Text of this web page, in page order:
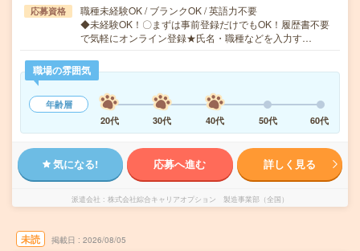
応募資格
職種未経験OK / ブランクOK / 英語力不要
◆未経験OK！〇まずは事前登録だけでもOK！履歴書不要
で気軽にオンライン登録★氏名・職種などを入力す…
職場の雰囲気
年齢層
20代
30代 40代 50代 60代
気になる! 応募へ進む 詳しく見る
派遣会社 株式会社綜合キャリアオプション 製造事業部（全国）
未読 掲載日 2026/08/05